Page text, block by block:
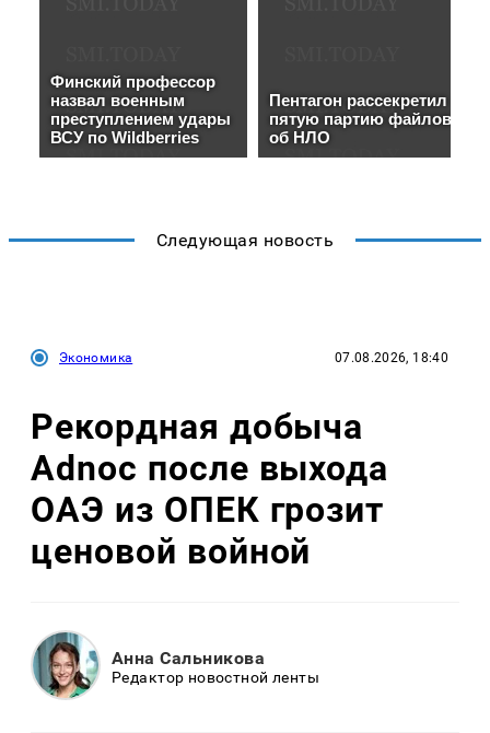
Следующая новость
Экономика 07.08.2026, 18:40
Рекордная добыча
Adnoc после выхода
ОАЭ из ОПЕК грозит
ценовой войной
Анна Сальникова
Редактор новостной ленты